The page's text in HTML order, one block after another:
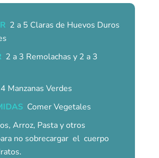
2 a 5 Claras de Huevos Duros
2 a 3 Remolachas y 2 a 3
Manzanas Verdes
Comer Vegetales
Arroz, Pasta y otros
no sobrecargar el cuerpo